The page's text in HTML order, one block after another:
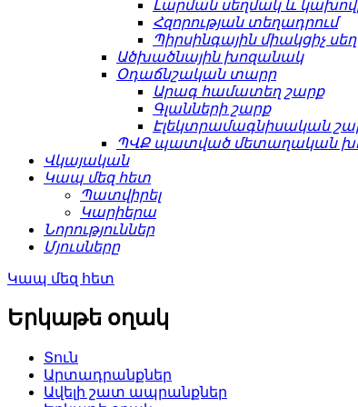
Լարման սեղմակ և
Հզորության տեղադրում
Պիրսինգային միակցիչ
Ածխածնային խոզանակ
Օդաճնշական տարր
Արագ համատեղ շարք
Գլանների շարք
Էլեկտրամագնիսական
ՊՎՔ պատված մետաղական
Վկայական
Կապ մեզ հետ
Պատվիրել
Կարիերա
Նորություններ
Մյուսները
Կապ մեզ հետ
Երկաթե օղակ
Տուն
Արտադրանքներ
Ավելի շատ ապրանքներ